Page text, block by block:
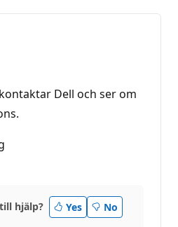
Dell och ser om
hjälp? Yes No